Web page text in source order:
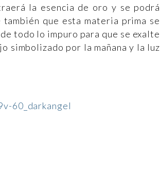
la esencia de oro y se podrá
que esta materia prima se
todo lo impuro para que se exalte
simbolizado por la mañana y la luz